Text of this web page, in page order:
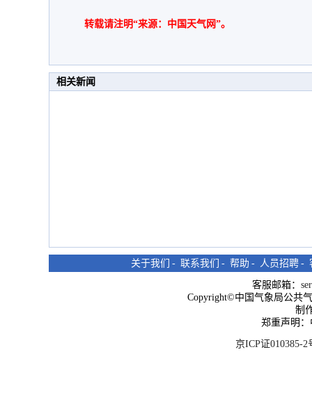
转载请注明“来源：中国天气网”。
相关新闻
关于我们 - 联系我们 - 帮助 - 人员招聘 -
客服邮箱：
Copyright©中国气象局公共
制
郑重声明
京ICP证010385-2